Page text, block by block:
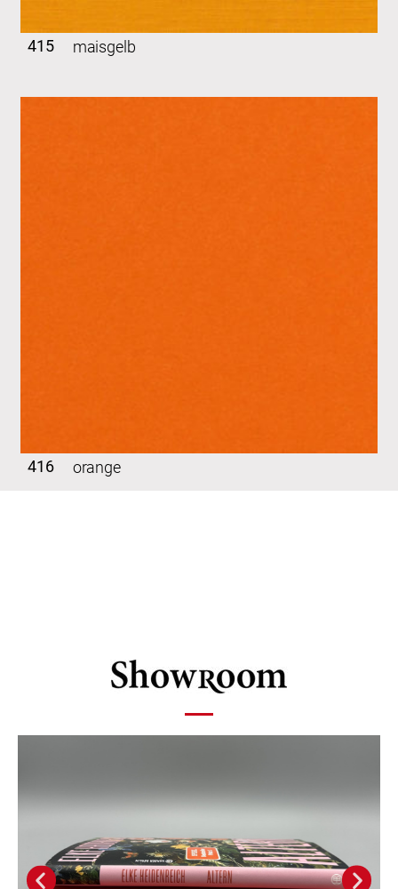
415 maisgelb
416 orange